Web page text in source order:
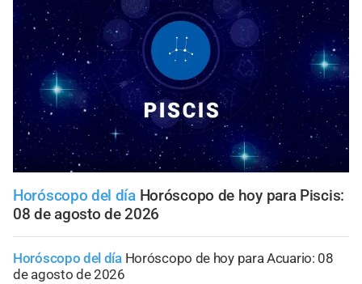
Horóscopo del día Horóscopo de hoy para Piscis:
08 de agosto de 2026
Horóscopo del día Horóscopo de hoy para Acuario: 08
de agosto de 2026